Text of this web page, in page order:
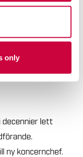
only
decennier lett
ny koncernchef.